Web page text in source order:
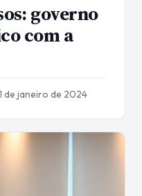
governo
com a
de janeiro de 2024